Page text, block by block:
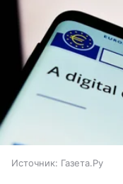
Источник: Газета.Ру